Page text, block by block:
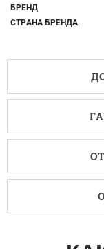
БРЕНД
СТРАНА БРЕНДА